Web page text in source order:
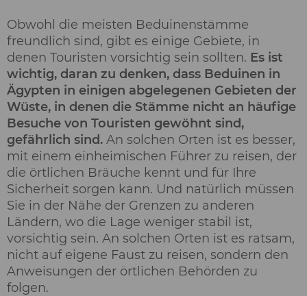
Obwohl die meisten Beduinenstämme
freundlich sind, gibt es einige Gebiete, in
denen Touristen vorsichtig sein sollten. Es ist
wichtig, daran zu denken, dass Beduinen in
Ägypten in einigen abgelegenen Gebieten der
Wüste, in denen die Stämme nicht an häufige
Besuche von Touristen gewöhnt sind,
gefährlich sind. An solchen Orten ist es besser,
mit einem einheimischen Führer zu reisen, der
die örtlichen Bräuche kennt und für Ihre
Sicherheit sorgen kann. Und natürlich müssen
Sie in der Nähe der Grenzen zu anderen
Ländern, wo die Lage weniger stabil ist,
vorsichtig sein. An solchen Orten ist es ratsam,
nicht auf eigene Faust zu reisen, sondern den
Anweisungen der örtlichen Behörden zu
folgen.